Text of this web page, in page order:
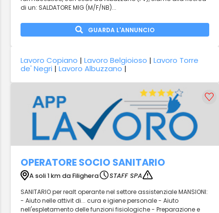
di un: SALDATORE MIG (M/F/NB)...
GUARDA L'ANNUNCIO
Lavoro Copiano |Lavoro Belgioioso |Lavoro Torre
de' Negri |Lavoro Albuzzano |
OPERATORE SOCIO SANITARIO
A soli 1 km da Filighera
STAFF SPA
SANITARIO per realt operante nel settore assistenziale MANSIONI:
- Aiuto nelle attivit di... cura e igiene personale - Aiuto
nell'espletamento delle funzioni fisiologiche - Preparazione e